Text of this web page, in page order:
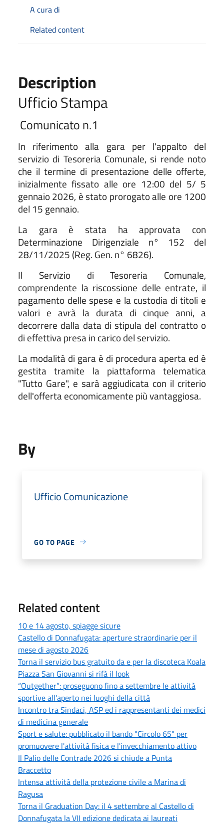
A cura di
Related content
Description
Ufficio Stampa
Comunicato n.1
In riferimento alla gara per l'appalto del
servizio di Tesoreria Comunale, si rende noto
che il termine di presentazione delle offerte,
inizialmente fissato alle ore 12:00 del 5/ 5
gennaio 2026, è stato prorogato alle ore 1200
del 15 gennaio.
La gara è stata ha approvata con
Determinazione Dirigenziale n° 152 del
28/11/2025 (Reg. Gen. n° 6826).
Il Servizio di Tesoreria Comunale,
comprendente la riscossione delle entrate, il
pagamento delle spese e la custodia di titoli e
valori e avrà la durata di cinque anni, a
decorrere dalla data di stipula del contratto o
di effettiva presa in carico del servizio.
La modalità di gara è di procedura aperta ed è
gestita tramite la piattaforma telematica
"Tutto Gare", e sarà aggiudicata con il criterio
dell'offerta economicamente più vantaggiosa.
By
Ufficio Comunicazione
GO TO PAGE
Related content
10 e 14 agosto, spiagge sicure
Castello di Donnafugata: aperture straordinarie per il
mese di agosto 2026
Torna il servizio bus gratuito da e per la discoteca Koala
Piazza San Giovanni si rifà il look
“Outgether”: proseguono fino a settembre le attività
sportive all'aperto nei luoghi della città
Incontro tra Sindaci, ASP ed i rappresentanti dei medici
di medicina generale
Sport e salute: pubblicato il bando "Circolo 65" per
promuovere l'attività fisica e l'invecchiamento attivo
Il Palio delle Contrade 2026 si chiude a Punta
Braccetto
Intensa attività della protezione civile a Marina di
Ragusa
Torna il Graduation Day: il 4 settembre al Castello di
Donnafugata la VII edizione dedicata ai laureati